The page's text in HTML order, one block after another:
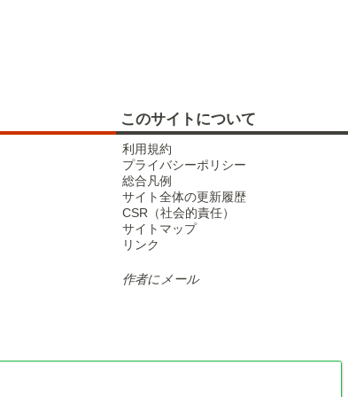
このサイトについて
利用規約
プライバシーポリシー
総合凡例
サイト全体の更新履歴
CSR（社会的責任）
サイトマップ
リンク
作者にメール